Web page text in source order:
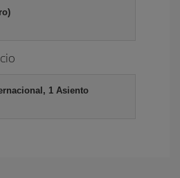
1 Asiento